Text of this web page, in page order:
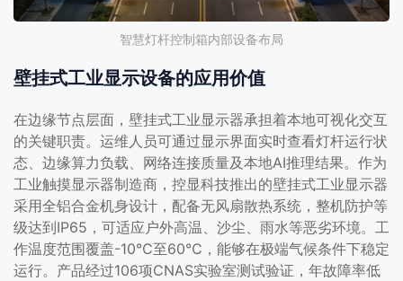
智慧灯杆控制箱内部设备布局
壁挂式工业显示设备的应用价值
在边缘节点层面，壁挂式工业显示器承担着本地可视化交互
的关键职责。运维人员可通过显示界面实时查看灯杆运行状
态、边缘算力负载、网络连接质量及本地AI推理结果。作为
工业触摸显示器制造商，控显科技推出的壁挂式工业显示器
采用全铝合金机身设计，配备无风扇散热系统，整机防护等
级达到IP65，可适应户外高温、沙尘、雨水等恶劣环境。工
作温度范围覆盖-10℃至60℃，能够在极端气候条件下稳定
运行。产品经过106项CNAS实验室测试验证，年故障率低